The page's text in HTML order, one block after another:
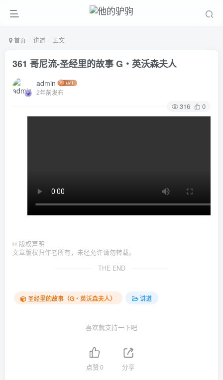
首页 讲道 正文
361 哥尼流-圣经里的故事 G‧英沃森夫人
admin
2年前发布
316 0
© 版权声明
文章版权归作者所有，未经允许请勿转载。
THE END
圣经里的故事（G‧英沃森夫人） 讲道
喜欢就支持一下吧
点赞0 分享